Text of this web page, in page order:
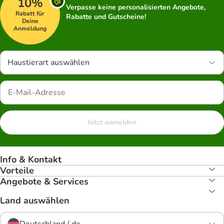
Rabatt für
Deine
Anmeldung
Verpasse keine personalisierten Angebote,
Rabatte und Gutscheine!
Haustierart auswählen
Jetzt anmelden
Info & Kontakt
Vorteile
Angebote & Services
Land auswählen